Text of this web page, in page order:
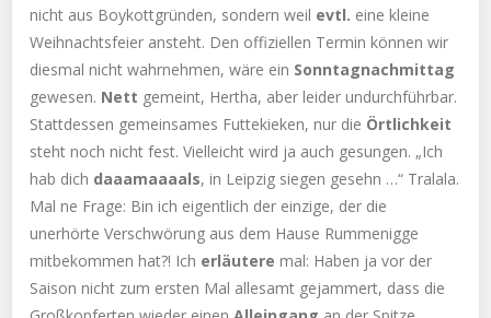
nicht aus Boykottgründen, sondern weil evtl. eine kleine
Weihnachtsfeier ansteht. Den offiziellen Termin können wir
diesmal nicht wahrnehmen, wäre ein Sonntagnachmittag
gewesen. Nett gemeint, Hertha, aber leider undurchführbar.
Stattdessen gemeinsames Futtekieken, nur die Örtlichkeit
steht noch nicht fest. Vielleicht wird ja auch gesungen. „Ich
hab dich daaamaaaals, in Leipzig siegen gesehn …“ Tralala.
Mal ne Frage: Bin ich eigentlich der einzige, der die
unerhörte Verschwörung aus dem Hause Rummenigge
mitbekommen hat?! Ich erläuteremal: Haben ja vor der
Saison nicht zum ersten Mal allesamt gejammert, dass die